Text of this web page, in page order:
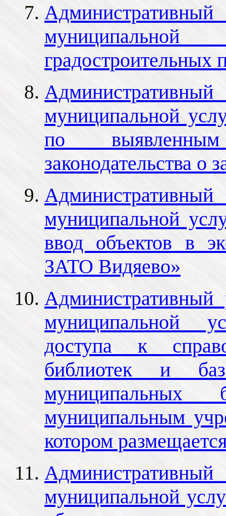
Административный
градостроительных
Административный
муниципальной
по
законодательства о
Административный
муниципальной
ввод объектов в
ЗАТО Видяево»
Административный
муниципальной
доступа к
библиотек и
муниципальных
муниципальным
котором
Административный
муниципальной